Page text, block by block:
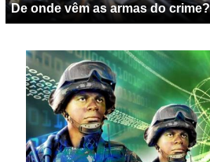
De onde vêm as armas do crime?